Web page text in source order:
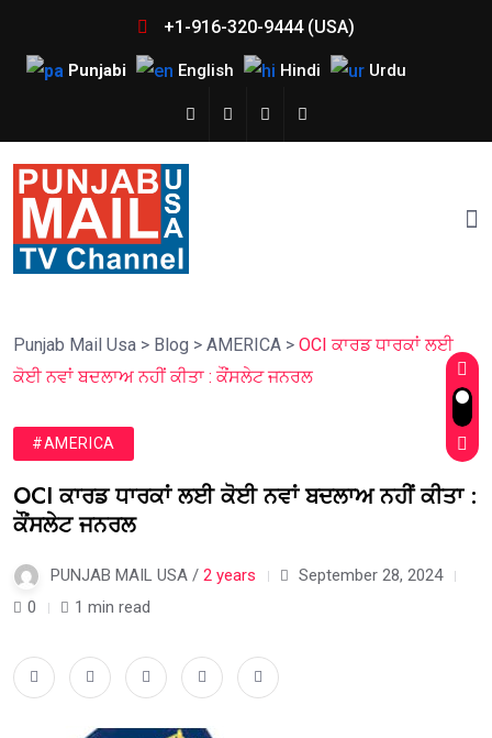
+1-916-320-9444 (USA)
Punjabi English Hindi Urdu
Punjab Mail Usa > Blog > AMERICA > OCI ਕਾਰਡ ਧਾਰਕਾਂ ਲਈ
ਕੋਈ ਨਵਾਂ ਬਦਲਾਅ ਨਹੀਂ ਕੀਤਾ : ਕੌਂਸਲੇਟ ਜਨਰਲ
#AMERICA
OCI ਕਾਰਡ ਧਾਰਕਾਂ ਲਈ ਕੋਈ ਨਵਾਂ ਬਦਲਾਅ ਨਹੀਂ ਕੀਤਾ :
ਕੌਂਸਲੇਟ ਜਨਰਲ
PUNJAB MAIL USA / 2 years
September 28, 2024
0
1 min read